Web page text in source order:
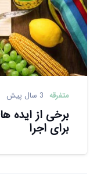
متفرقه 3 سال پیش
برخی از ایده
برای اجرا